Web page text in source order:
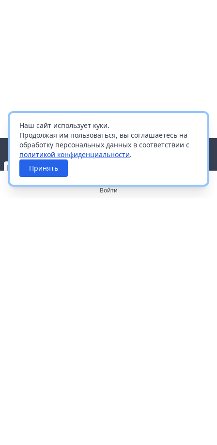
Наш сайт использует куки.
Продолжая им пользоваться, вы соглашаетесь на
обработку персональных данных в соответствии с
политикой конфиденциальности.
Принять
Войти